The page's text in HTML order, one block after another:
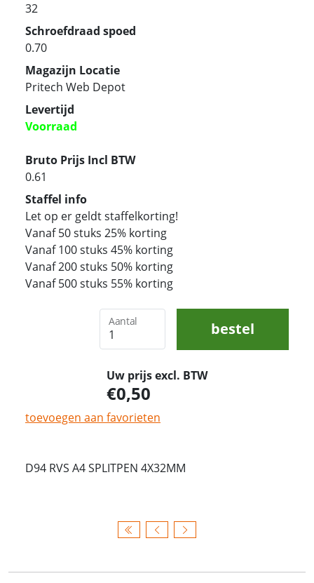
32
Schroefdraad spoed
0.70
Magazijn Locatie
Pritech Web Depot
Levertijd
Voorraad
Bruto Prijs Incl BTW
0.61
Staffel info
Let op er geldt staffelkorting!
Vanaf 50 stuks 25% korting
Vanaf 100 stuks 45% korting
Vanaf 200 stuks 50% korting
Vanaf 500 stuks 55% korting
Aantal bestel
Uw prijs excl. BTW
0,50
toevoegen aan favorieten
D94 RVS A4 SPLITPEN 4X32MM